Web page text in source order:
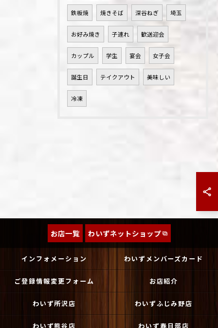
鉄板焼 焼きそば 深谷ねぎ 埼玉
お好み焼き 子連れ 歓送迎会
カップル 学生 宴会 女子会
誕生日 テイクアウト 美味しい
冷凍
お店一覧 わいずネットショップ
インフォメーション わいずメンバーズカード
ご登録情報変更フォーム お店紹介
わいず所沢店 わいずふじみ野店
わいず熊谷店 わいず春日部店